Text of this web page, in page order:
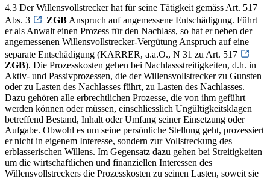
4.3 Der Willensvollstrecker hat für seine Tätigkeit gemäss Art. 517
Abs. 3
ZGB Anspruch auf angemessene Entschädigung. Führt
er als Anwalt einen Prozess für den Nachlass, so hat er neben der
angemessenen Willensvollstrecker-Vergütung Anspruch auf eine
separate Entschädigung (KARRER, a.a.O., N 31 zu Art. 517
ZGB). Die Prozesskosten gehen bei Nachlassstreitigkeiten, d.h. in
Aktiv- und Passivprozessen, die der Willensvollstrecker zu Gunsten
oder zu Lasten des Nachlasses führt, zu Lasten des Nachlasses.
Dazu gehören alle erbrechtlichen Prozesse, die von ihm geführt
werden können oder müssen, einschliesslich Ungültigkeitsklagen
betreffend Bestand, Inhalt oder Umfang seiner Einsetzung oder
Aufgabe. Obwohl es um seine persönliche Stellung geht, prozessiert
er nicht in eigenem Interesse, sondern zur Vollstreckung des
erblasserischen Willens. Im Gegensatz dazu gehen bei Streitigkeiten
um die wirtschaftlichen und finanziellen Interessen des
Willensvollstreckers die Prozesskosten zu seinen Lasten, soweit sie